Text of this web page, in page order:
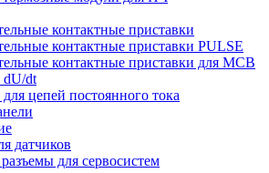
контактные приставки
контактные приставки PULSE
контактные приставки для MCB
dU/dt
цепей постоянного тока
датчиков
для сервосистем